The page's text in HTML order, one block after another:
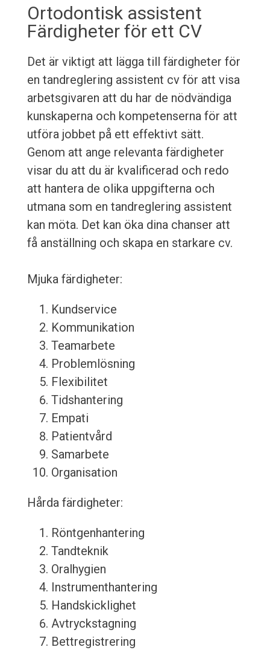
Ortodontisk assistent
Färdigheter för ett CV
Det är viktigt att lägga till färdigheter för
en tandreglering assistent cv för att visa
arbetsgivaren att du har de nödvändiga
kunskaperna och kompetenserna för att
utföra jobbet på ett effektivt sätt.
Genom att ange relevanta färdigheter
visar du att du är kvalificerad och redo
att hantera de olika uppgifterna och
utmana som en tandreglering assistent
kan möta. Det kan öka dina chanser att
få anställning och skapa en starkare cv.
Mjuka färdigheter:
Kundservice
Kommunikation
Teamarbete
Problemlösning
Flexibilitet
Tidshantering
Empati
Patientvård
Samarbete
Organisation
Hårda färdigheter:
Röntgenhantering
Tandteknik
Oralhygien
Instrumenthantering
Handskicklighet
Avtryckstagning
Bettregistrering